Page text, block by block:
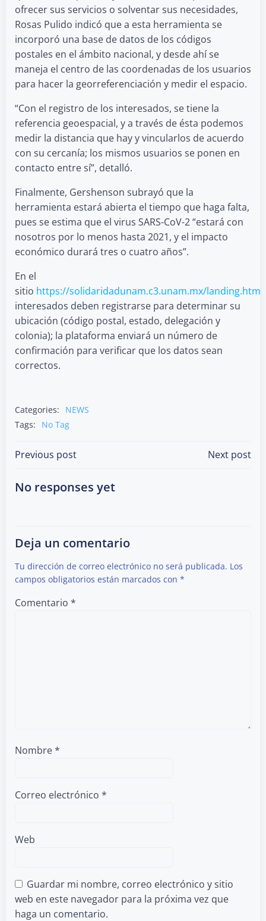
ofrecer sus servicios o solventar sus necesidades,
Rosas Pulido indicó que a esta herramienta se
incorporó una base de datos de los códigos
postales en el ámbito nacional, y desde ahí se
maneja el centro de las coordenadas de los usuarios
para hacer la georreferenciación y medir el espacio.
“Con el registro de los interesados, se tiene la
referencia geoespacial, y a través de ésta podemos
medir la distancia que hay y vincularlos de acuerdo
con su cercanía; los mismos usuarios se ponen en
contacto entre sí”, detalló.
Finalmente, Gershenson subrayó que la
herramienta estará abierta el tiempo que haga falta,
pues se estima que el virus SARS-CoV-2 “estará con
nosotros por lo menos hasta 2021, y el impacto
económico durará tres o cuatro años”.
En el
sitio https://solidaridadunam.c3.unam.mx/landing.html
interesados deben registrarse para determinar su
ubicación (código postal, estado, delegación y
colonia); la plataforma enviará un número de
confirmación para verificar que los datos sean
correctos.
Categories:
NEWS
Tags:
No Tag
Post
navigation
Previous post Next post
No responses yet
Deja un comentario
Tu dirección de correo electrónico no será publicada. Los
campos obligatorios están marcados con *
Comentario *
Nombre*
Correo electrónico *
Web
Guardar mi nombre, correo electrónico y sitio
web en este navegador para la próxima vez que
haga un comentario.